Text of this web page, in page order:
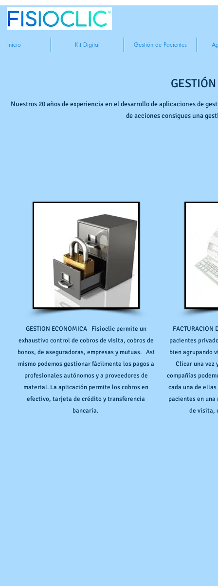
Inicio Kit Digital Gestión de Pacientes
Nuestros 20 años de experiencia en el desarrollo de aplicaciones de
de acciones consigues una
GESTION ECONOMICA Fisioclic permite un
exhaustivo control de cobros de visita, cobros de
bonos, de aseguradoras, empresas y mutuas. Así
mismo podemos gestionar fácilmente los pagos a
profesionales autónomos y a proveedores de
material. La aplicación permite los cobros en
efectivo, tarjeta de crédito y transferencia
bancaria.
pacientes
bien agrupando
Clicar una
compañías
cada una de
pacientes en
de visita,